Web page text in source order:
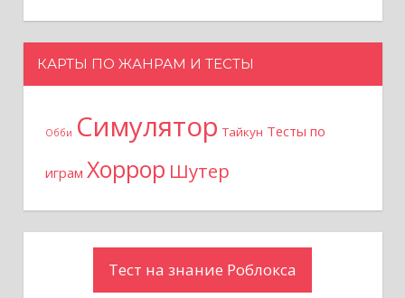
КАРТЫ ПО ЖАНРАМ И ТЕСТЫ
Обби Симулятор Тайкун Тесты по
играм Хоррор Шутер
Тест на знание Роблокса